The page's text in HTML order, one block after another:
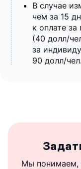
В случае
чем за 15
к оплате
(40 долл/
за
90 долл/
Мы понимаем,